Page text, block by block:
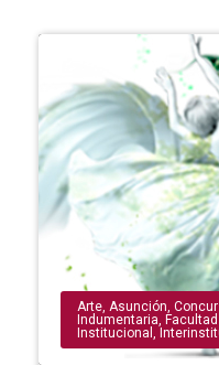
Arte, Asunción,
Indumentaria,
Institucional ,